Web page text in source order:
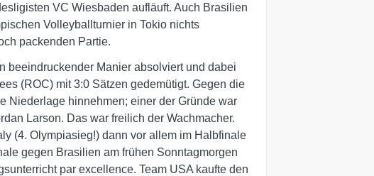
VC Wiesbaden aufläuft. Auch Brasilien
Volleyballturnier in Tokio nichts
packenden Partie.
beeindruckender Manier absolviert und dabei
(ROC) mit 3:0 Sätzen gedemütigt. Gegen die
Niederlage hinnehmen; einer der Gründe war
Larson. Das war freilich der Wachmacher.
(4. Olympiasieg!) dann vor allem im Halbfinale
gegen Brasilien am frühen Sonntagmorgen
par excellence. Team USA kaufte den